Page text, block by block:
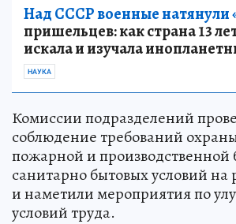
Над СССР военные натянули
пришельцев: как страна 13
искала и изучала
НАУКА
Комиссии подразделений
соблюдение требований
пожарной и производственной
санитарно бытовых условий на
и наметили мероприятия по
условий труда.